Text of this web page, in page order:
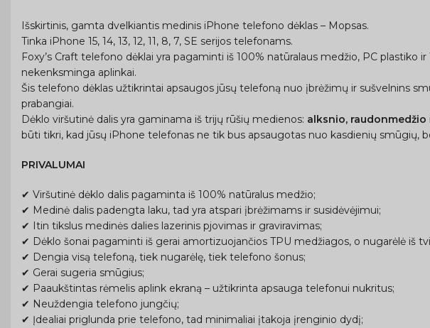
Išskirtinis, gamta dvelkiantis medinis iPhone telefono dėklas – Mopsas.
Tinka iPhone 15, 14, 13, 12, 11, 8, 7, SE serijos telefonams.
Foxy’s Craft telefono dėklai yra pagaminti iš 100% natūralaus medžio, PC
nekenksminga aplinkai.
Šis telefono dėklas užtikrintai apsaugos jūsų telefoną nuo įbrėžimų ir sušvelnins
prabangiai.
Dėklo viršutinė dalis yra gaminama iš trijų rūšių medienos: alksnio, raudonmedžio
būti tikri, kad jūsų iPhone telefonas ne tik bus apsaugotas nuo kasdienių smūgių,
PRIVALUMAI
✔ Viršutinė dėklo dalis pagaminta iš 100% natūralus medžio;
✔ Medinė dalis padengta laku, tad yra atspari įbrėžimams ir susidėvėjimui;
✔ Itin tikslus medinės dalies lazerinis pjovimas ir graviravimas;
✔ Dėklo šonai pagaminti iš gerai amortizuojančios TPU medžiagos, o nugarėlė iš
✔ Dengia visą telefoną, tiek nugarėlę, tiek telefono šonus;
✔ Gerai sugeria smūgius;
✔ Paaukštintas rėmelis aplink ekraną – užtikrinta apsauga telefonui nukritus;
✔ Neuždengia telefono jungčių;
✔ Įdealiai priglunda prie telefono, tad minimaliai įtakoja įrenginio dydį;